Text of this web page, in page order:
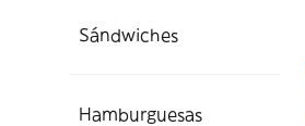
Sándwiches
Hamburguesas